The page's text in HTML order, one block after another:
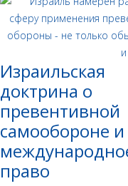
Израильская
доктрина o
превентивной
самообороне и
право